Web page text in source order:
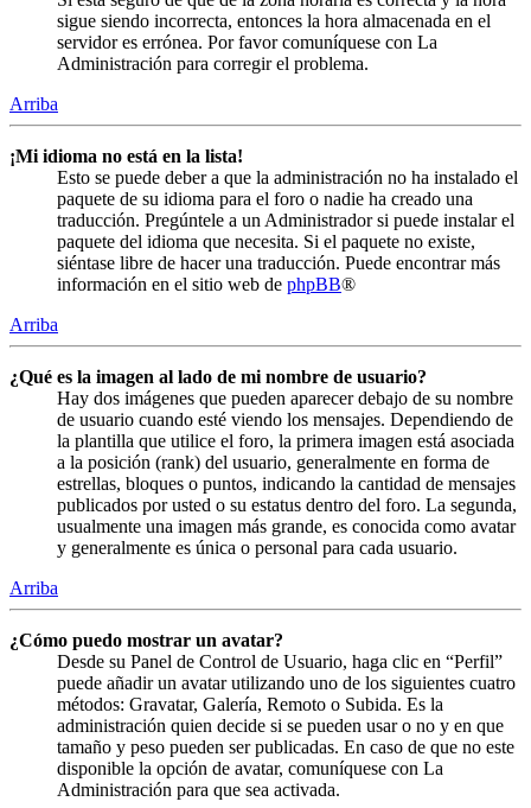
sigue siendo incorrecta, entonces la hora almacenada en el
servidor es errónea. Por favor comuníquese con La
Administración para corregir el problema.
Arriba
¡Mi idioma no está en la lista!
Esto se puede deber a que la administración no ha instalado el
paquete de su idioma para el foro o nadie ha creado una
traducción. Pregúntele a un Administrador si puede instalar el
paquete del idioma que necesita. Si el paquete no existe,
siéntase libre de hacer una traducción. Puede encontrar más
información en el sitio web de phpBB®
Arriba
¿Qué es la imagen al lado de mi nombre de usuario?
Hay dos imágenes que pueden aparecer debajo de su nombre
de usuario cuando esté viendo los mensajes. Dependiendo de
la plantilla que utilice el foro, la primera imagen está asociada
a la posición (rank) del usuario, generalmente en forma de
estrellas, bloques o puntos, indicando la cantidad de mensajes
publicados por usted o su estatus dentro del foro. La segunda,
usualmente una imagen más grande, es conocida como avatar
y generalmente es única o personal para cada usuario.
Arriba
¿Cómo puedo mostrar un avatar?
Desde su Panel de Control de Usuario, haga clic en “Perfil”
puede añadir un avatar utilizando uno de los siguientes cuatro
métodos: Gravatar, Galería, Remoto o Subida. Es la
administración quien decide si se pueden usar o no y en que
tamaño y peso pueden ser publicadas. En caso de que no este
disponible la opción de avatar, comuníquese con La
Administración para que sea activada.